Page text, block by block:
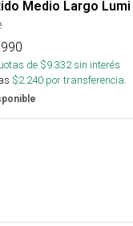
Medio Largo
de $9.332sin interés
$2.240 por transferencia.